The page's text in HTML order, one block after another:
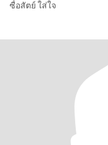
ซื่อสัตย์ ใส่ใจ